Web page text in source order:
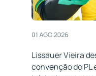
01 AGO 2026
Lissauer Vieira
convenção do PL